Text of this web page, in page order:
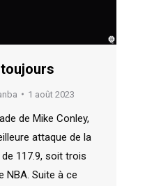
1 août 2023
de Mike Conley,
attaque de la
117.9, soit trois
NBA. Suite à ce